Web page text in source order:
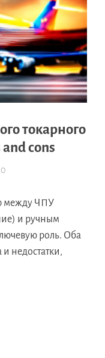
токарного
cons
0
между ЧПУ
и ручным
роль. Оба
недостатки,